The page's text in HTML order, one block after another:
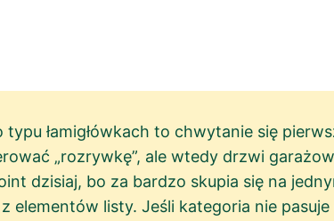
typu łamigłówkach to chwytanie się
„rozrywkę”, ale wtedy drzwi
dzisiaj, bo za bardzo skupia się na
elementów listy. Jeśli kategoria nie